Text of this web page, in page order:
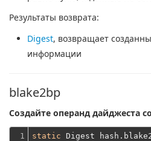
Результаты возврата:
Digest, возвращает
информации
blake2bp
Создайте операнд дайджеста
1 static